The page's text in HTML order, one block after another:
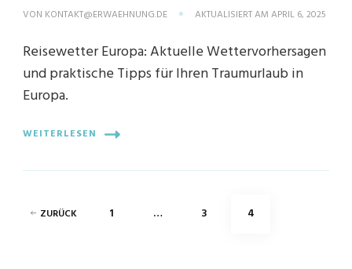
VON KONTAKT@ERWAEHNUNG.DE AKTUALISIERT AM APRIL 6, 2025
Reisewetter Europa: Aktuelle Wettervorhersagen
und praktische Tipps für Ihren Traumurlaub in
Europa.
WEITERLESEN
Seitennummerierung
ZURÜCK SEITE
1 … SEITE
3 SEITE
4